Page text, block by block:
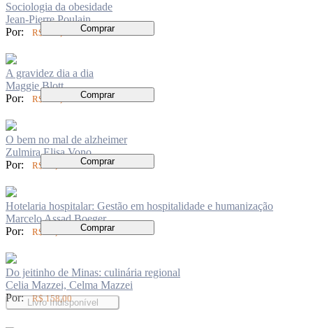
Sociologia da obesidade
Jean-Pierre Poulain
Por:
R$ 134,00 Comprar
A gravidez dia a dia
Maggie Blott
Por:
R$ 199,00 Comprar
O bem no mal de alzheimer
Zulmira Elisa Vono
Por:
R$ 73,00 Comprar
Hotelaria hospitalar: Gestão em hospitalidade e humanização
Marcelo Assad Boeger
Por:
R$ 94,00 Comprar
Do jeitinho de Minas: culinária regional
Celia Mazzei, Celma Mazzei
Por:
R$ 158,00
Livro Indisponível